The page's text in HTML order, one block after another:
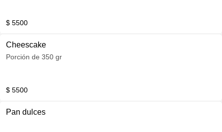
$ 5500
Cheescake
Porción de 350 gr
$ 5500
Pan dulces